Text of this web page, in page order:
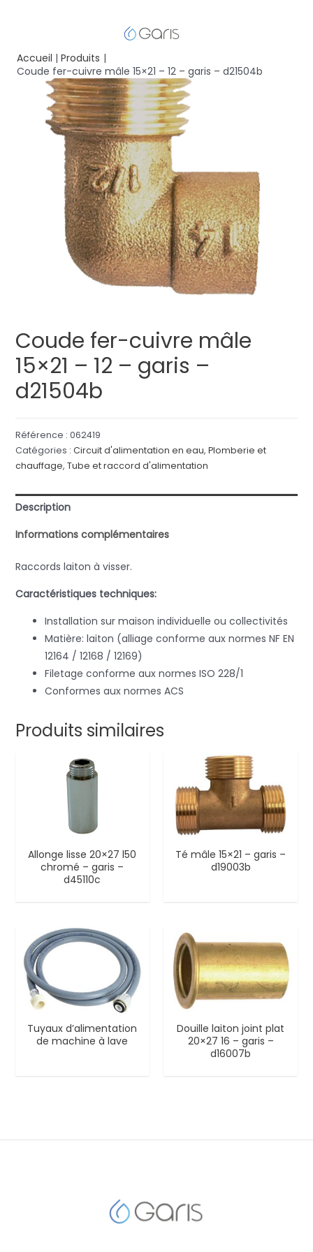
Accueil
Produits
Coude fer-cuivre mâle 15×21 – 12 – garis – d21504b
Coude fer-cuivre mâle
15×21 – 12 – garis –
d21504b
Référence : 062419
Catégories : Circuit d'alimentation en eau, Plomberie et
chauffage, Tube et raccord d'alimentation
Description
Informations complémentaires
Raccords laiton à visser.
Caractéristiques techniques:
Installation sur maison individuelle ou collectivités
Matière: laiton (alliage conforme aux normes NF EN
12164 / 12168 / 12169)
Filetage conforme aux normes ISO 228/1
Conformes aux normes ACS
Produits similaires
Allonge lisse 20×27 l50
chromé – garis –
d45110c
Té mâle 15×21 – garis –
d19003b
Tuyaux d’alimentation
de machine à lave
Douille laiton joint plat
20×27 16 – garis –
d16007b